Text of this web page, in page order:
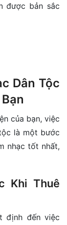
được bản sắc
Dân Tộc
của bạn, việc
là một bước
nhạc tốt nhất,
Khi Thuê
định đến việc